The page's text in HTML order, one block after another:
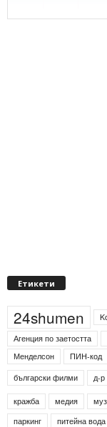
Етикети
24shumen
Агенция по заетостта
Менделсон
ПИН-код
български филми
д-
кражба медия
паркинг питейна вода